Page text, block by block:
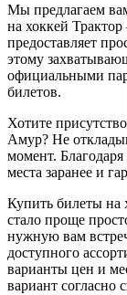
Мы предлагаем
на хоккей
предоставляет
этому
официальными
билетов.
Хотите
Амур? Не
момент.
места заранее и
Купить билеты на
стало проще
нужную вам
доступного
варианты цен и
вариант согласно